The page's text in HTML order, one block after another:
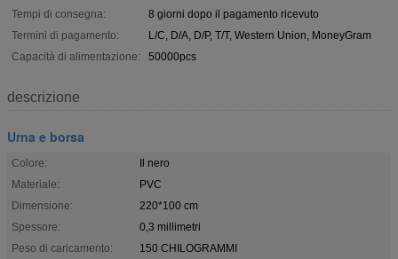
Tempi di consegna:
8 giorni dopo il pagamento ricevuto
Termini di pagamento:
L/C, D/A, D/P, T/T, Western Union, MoneyGram
Capacità di alimentazione:
50000pcs
descrizione
Urna e borsa
Colore:
Il nero
Materiale:
PVC
Dimensione:
220*100 cm
Spessore:
0,3 millimetri
Peso di caricamento:
150 CHILOGRAMMI